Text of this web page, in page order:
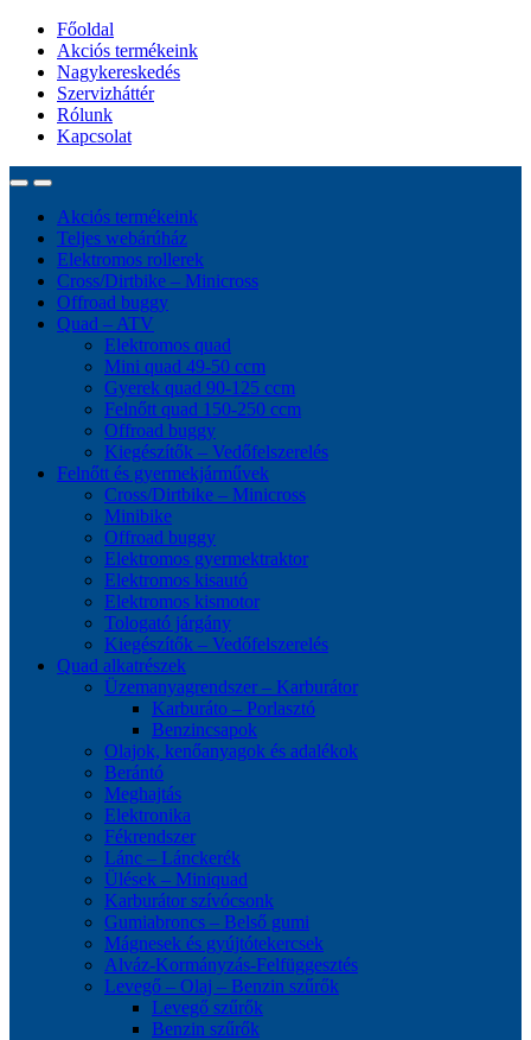
Főoldal
Akciós termékeink
Nagykereskedés
Szervizháttér
Rólunk
Kapcsolat
Akciós termékeink
Teljes webárúház
Elektromos rollerek
Cross/Dirtbike – Minicross
Offroad buggy
Quad – ATV
Elektromos quad
Mini quad 49-50 ccm
Gyerek quad 90-125 ccm
Felnőtt quad 150-250 ccm
Offroad buggy
Kiegészítők – Vedőfelszerelés
Felnőtt és gyermekjárművek
Cross/Dirtbike – Minicross
Minibike
Offroad buggy
Elektromos gyermektraktor
Elektromos kisautó
Elektromos kismotor
Tologató járgány
Kiegészítők – Vedőfelszerelés
Quad alkatrészek
Üzemanyagrendszer – Karburátor
Karburáto – Porlasztó
Benzincsapok
Olajok, kenőanyagok és adalékok
Berántó
Meghajtás
Elektronika
Fékrendszer
Lánc – Lánckerék
Ülések – Miniquad
Karburátor szívócsonk
Gumiabroncs – Belső gumi
Mágnesek és gyújtótekercsek
Alváz-Kormányzás-Felfüggesztés
Levegő – Olaj – Benzin szűrők
Levegő szűrők
Benzin szűrők